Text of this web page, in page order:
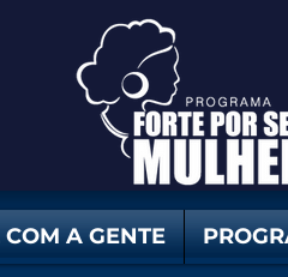
COM A GENTE